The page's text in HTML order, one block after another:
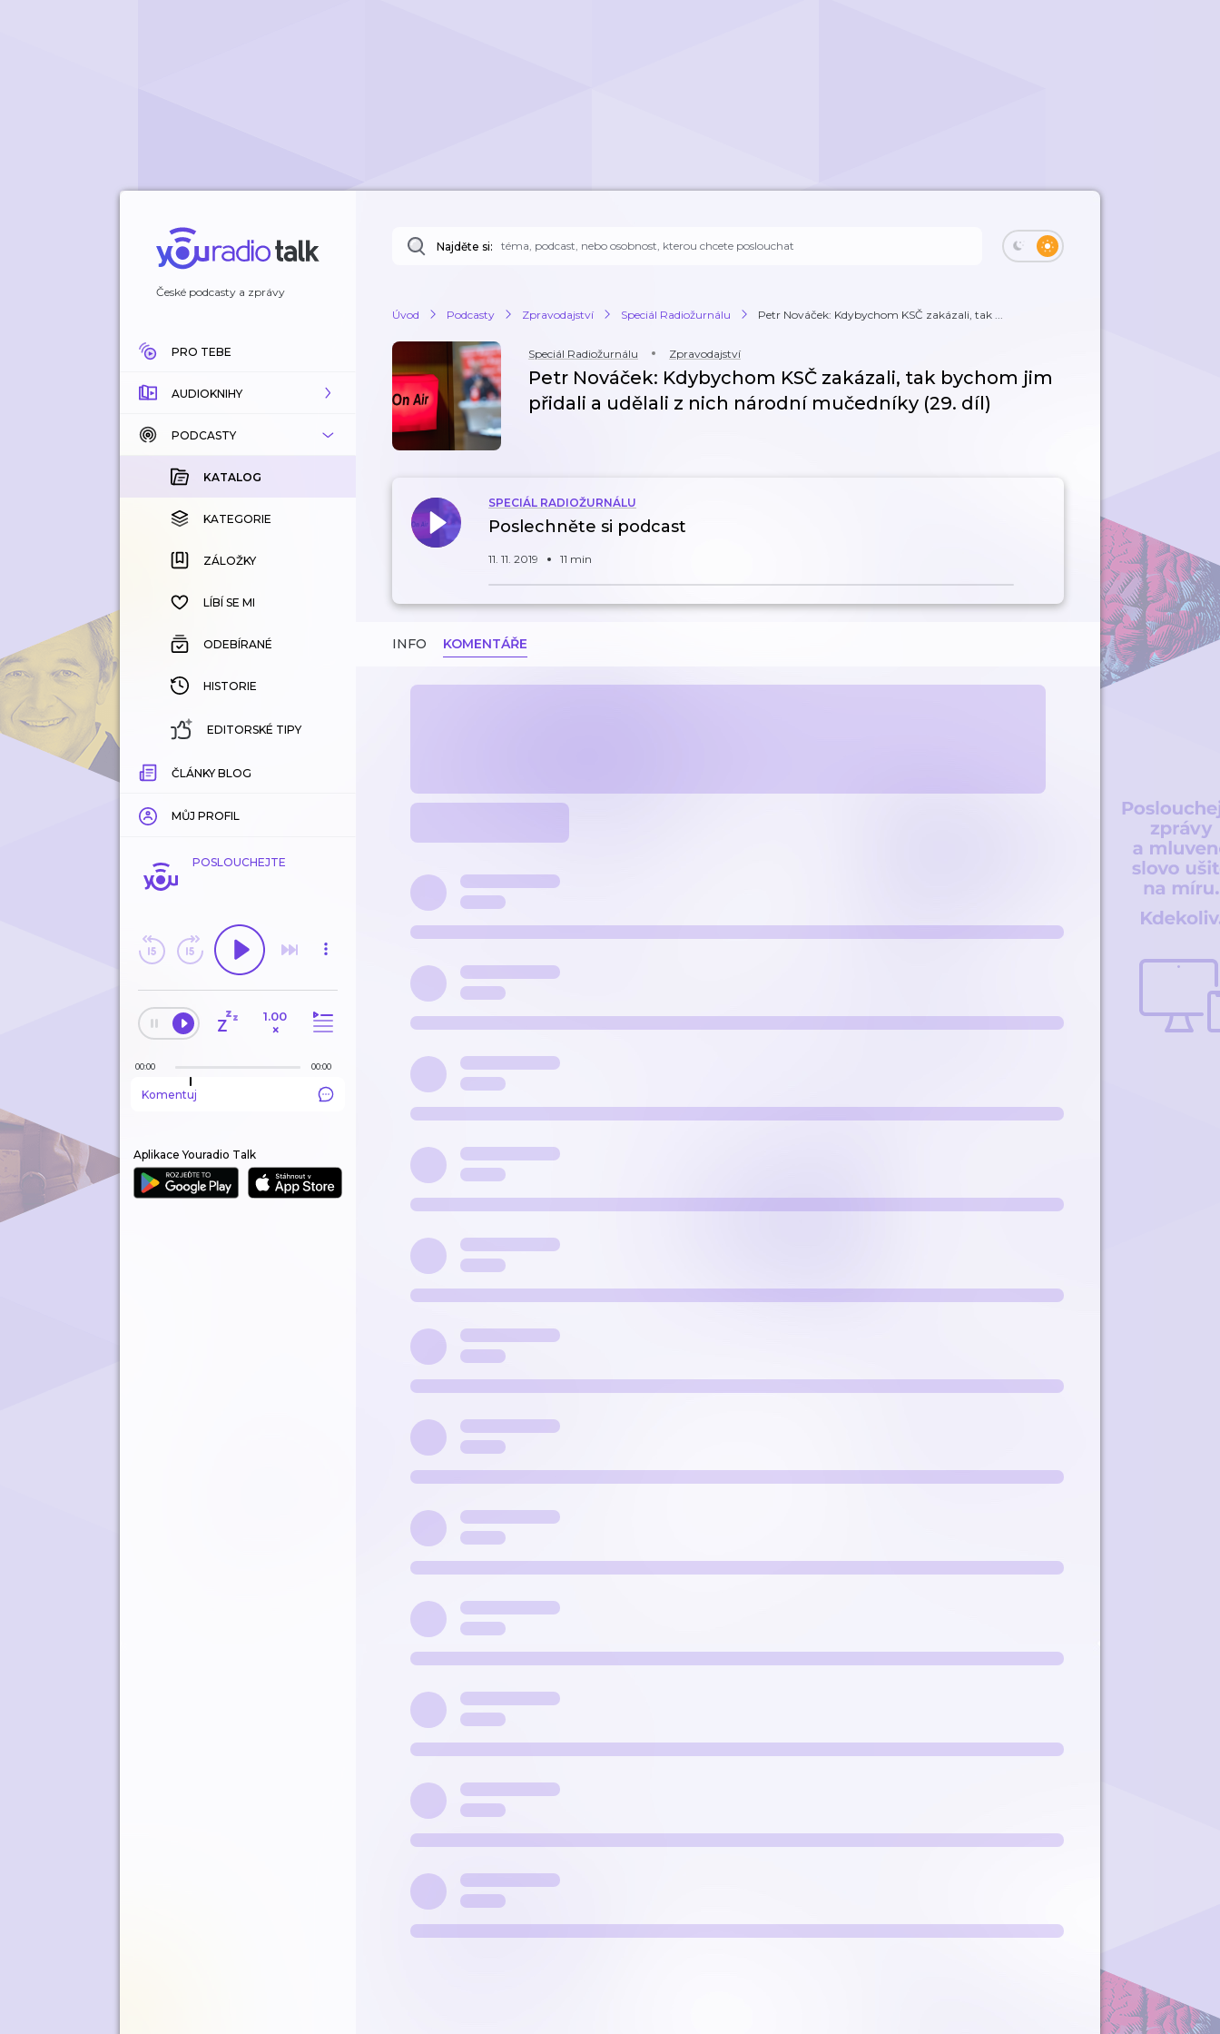
České podcasty a zprávy
PRO TEBE
AUDIOKNIHY
KATALOG
KOUPENÉ
KATEGORIE
ZÁLOŽKY
HISTORIE
PODCASTY
KATALOG
KATEGORIE
ZÁLOŽKY
LÍBÍ SE MI
ODEBÍRANÉ
HISTORIE
EDITORSKÉ TIPY
ČLÁNKY BLOG
MŮJ PROFIL
POSLOUCHEJTE
1.00
×
00:00 00:00
Komentuj
Aplikace Youradio Talk
Najděte si:
Úvod Podcasty Zpravodajství Speciál Radiožurnálu Petr Nováček: Kdybychom KSČ zakázali, tak ...
Speciál Radiožurnálu Zpravodajství
Petr Nováček: Kdybychom KSČ zakázali, tak bychom jim
přidali a udělali z nich národní mučedníky (29. díl)
SPECIÁL RADIOŽURNÁLU
Poslechněte si podcast
11. 11. 2019 11 min
INFO KOMENTÁŘE